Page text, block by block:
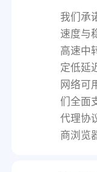
我们承
速度与
高速中
定低延
网络可
们全面
代理协
商浏览